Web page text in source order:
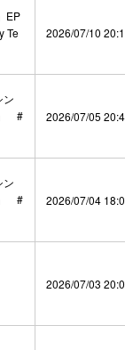
EP
Te
2026/07/10
ン
」 #
2026/07/05
ン
」 #
2026/07/04
2026/07/03